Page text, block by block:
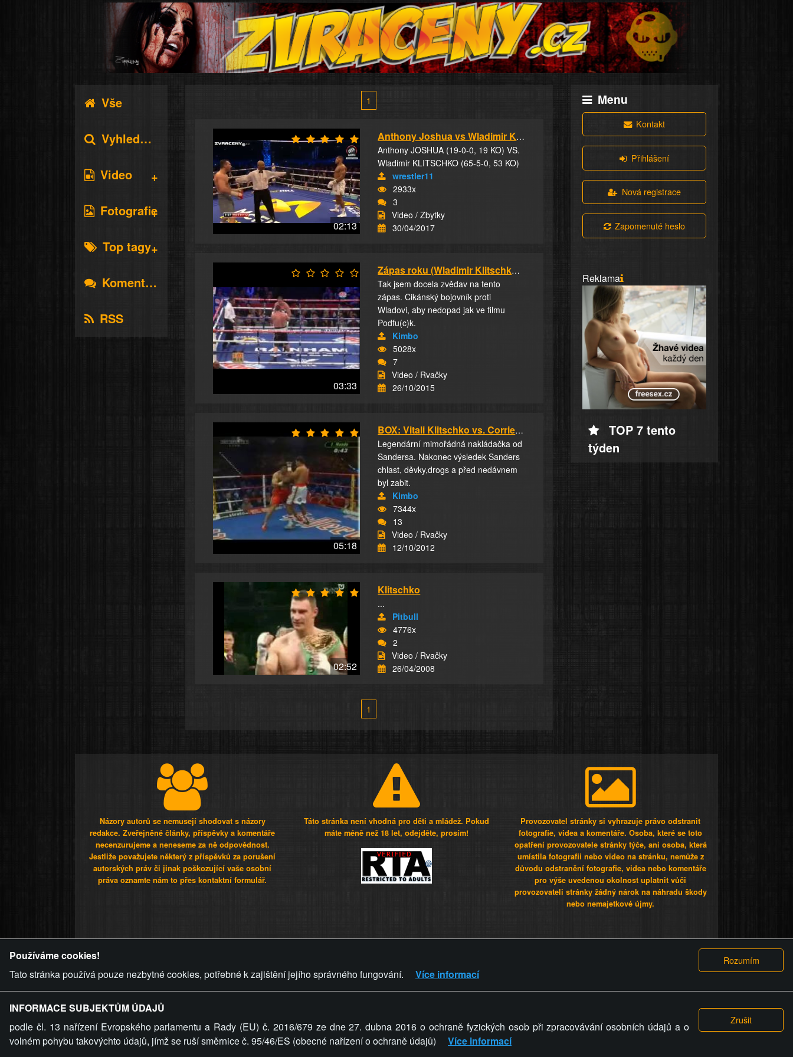
Vše
Vyhledávání
Video
Fotografie
Top tagy
Komentáře
RSS
1
02:13
Anthony Joshua vs Wladimir Klitschko
Anthony JOSHUA (19-0-0, 19 KO) VS.
Wladimir KLITSCHKO (65-5-0, 53 KO)
wrestler11
2933x
3
Video / Zbytky
30/04/2017
03:33
Zápas roku (Wladimir Klitschko - Tyson Fury) ...
Tak jsem docela zvědav na tento
zápas. Cikánský bojovník proti
Wladovi, aby nedopad jak ve filmu
Podfu(c)k.
Kimbo
5028x
7
Video / Rvačky
26/10/2015
05:18
BOX: Vitali Klitschko vs. Corrie Sanders
Legendární mimořádná nakládačka od
Sandersa. Nakonec výsledek Sanders
chlast, děvky,drogs a před nedávnem
byl zabit.
Kimbo
7344x
13
Video / Rvačky
12/10/2012
02:52
Klitschko
...
Pitbull
4776x
2
Video / Rvačky
26/04/2008
1
Menu
Kontakt
Přihlášení
Nová registrace
Zapomenuté heslo
Reklama
TOP 7 tento
týden
Názory autorů se nemusejí shodovat s názory
redakce. Zveřejněné články, příspěvky a komentáře
necenzurujeme a neneseme za ně odpovědnost.
Jestliže považujete některý z příspěvků za porušení
autorských práv či jinak poškozující vaše osobní
práva oznamte nám to přes kontaktní formulář.
Táto stránka není vhodná pro děti a mládež. Pokud
máte méně než 18 let, odejděte, prosím!
Provozovatel stránky si vyhrazuje právo odstranit
fotografie, videa a komentáře. Osoba, které se toto
opatření provozovatele stránky týče, ani osoba, která
umístila fotografii nebo video na stránku, nemůže z
důvodu odstranění fotografie, videa nebo komentáře
pro výše uvedenou okolnost uplatnit vůči
provozovateli stránky žádný nárok na náhradu škody
nebo nemajetkové újmy.
ZVRÁCENÝ.CZ PRAVIDLA A PODMÍNKY GDPR COOKIES
Používáme cookies!
Tato stránka používá pouze nezbytné cookies, potřebné k zajištění jejího správného fungování.
Více informací
INFORMACE SUBJEKTŮM ÚDAJŮ
podle čl. 13 nařízení Evropského parlamentu a Rady (EU) č. 2016/679 ze dne 27. dubna 2016 o ochraně fyzických osob při zpracovávání osobních údajů a o
volném pohybu takovýchto údajů, jímž se ruší směrnice č. 95/46/ES (obecné nařízení o ochraně údajů)
Více informací